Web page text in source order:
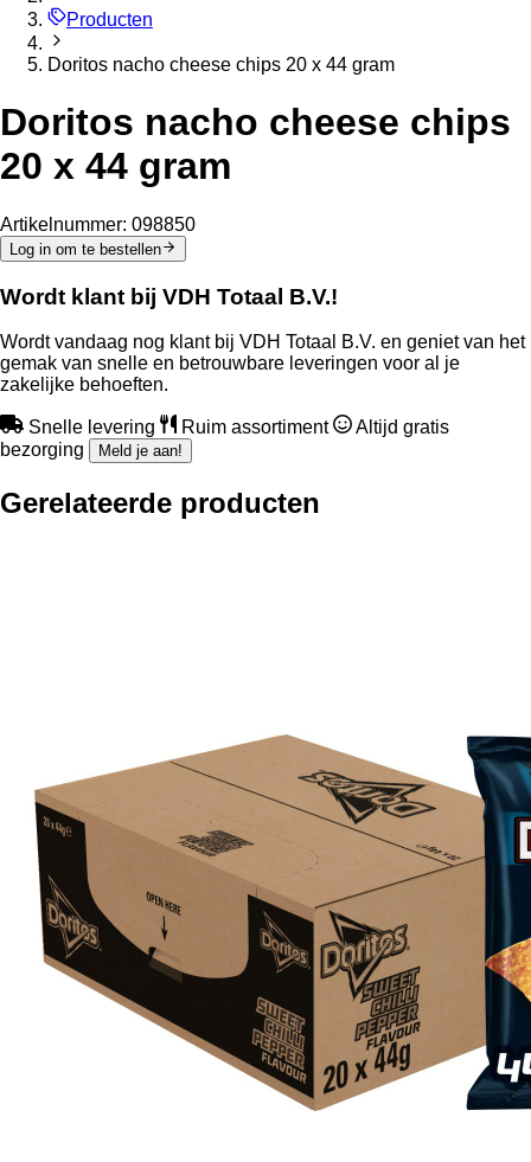
Producten
Doritos nacho cheese chips 20 x 44 gram
Doritos nacho cheese chips
20 x 44 gram
Artikelnummer: 098850
Log in om te bestellen
Wordt klant bij VDH Totaal B.V.!
Wordt vandaag nog klant bij VDH Totaal B.V. en geniet van het
gemak van snelle en betrouwbare leveringen voor al je
zakelijke behoeften.
Snelle levering Ruim assortiment
Altijd gratis
bezorging
Meld je aan!
Gerelateerde producten